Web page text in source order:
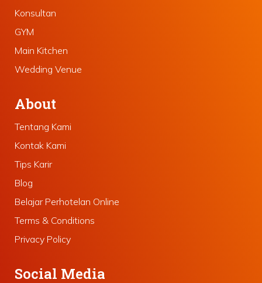
Konsultan
GYM
Main Kitchen
Wedding Venue
About
Tentang Kami
Kontak Kami
Tips Karir
Blog
Belajar Perhotelan Online
Terms & Conditions
Privacy Policy
Social Media